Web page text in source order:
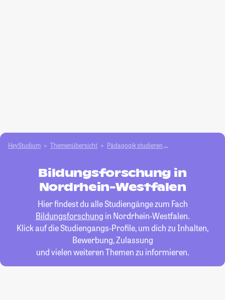
HeyStudium Themenübersicht Pädagogik studieren
Bildungsforschung in
Nordrhein-Westfalen
Hier findest du alle Studiengänge zum Fach
Bildungsforschung in Nordrhein-Westfalen.
Klick auf die Studiengangs-Profile, um dich zu Inhalten,
Bewerbung, Zulassung
und vielen weiteren Themen zu informieren.